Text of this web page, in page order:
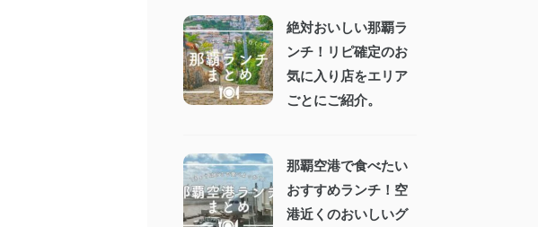
絶対おいしい那覇ラ
ンチ！リピ確定のお
気に入り店をエリア
ごとにご紹介。
那覇空港で食べたい
おすすめランチ！空
港近くのおいしいグ